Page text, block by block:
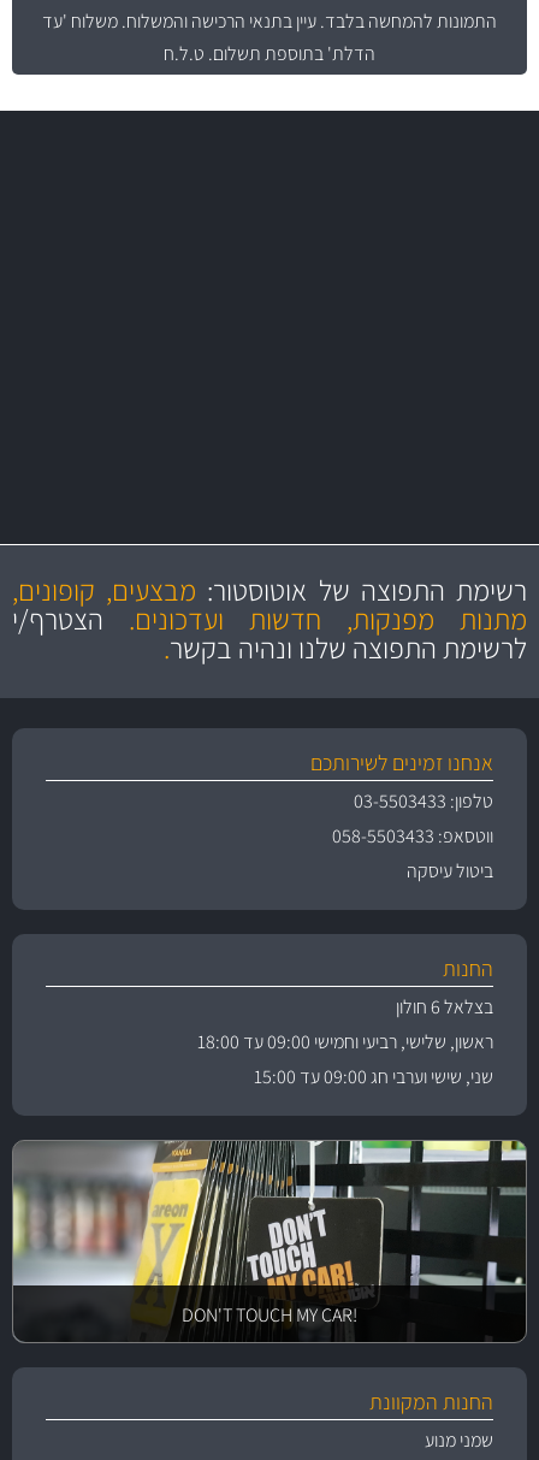
התמונות להמחשה בלבד.עיין בתנאי הרכישה והמשלוח. משלוח 'עד
הדלת' בתוספת תשלום. ט.ל.ח
מקצועיות
ושירות מצויין
מחירים
הוגנים
והיצע מוצרים איכותירשימת התפוצה של אוטוסטור: מבצעים, קופונים,
מתנות מפנקות, חדשות ועדכונים.הצטרף/י
לרשימת התפוצה שלנו ונהיה בקשר.
אנחנו זמינים לשירותכם
טלפון: 03-5503433
ווטסאפ: 058-5503433
ביטול עיסקה
החנות
בצלאל 6 חולון
ראשון, שלישי, רביעי וחמישי 09:00 עד 18:00
שני, שישי וערבי חג 09:00 עד 15:00
!DON'T TOUCH MY CAR
החנות המקוונת
שמני מנוע